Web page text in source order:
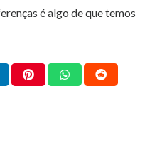
é algo de que temos